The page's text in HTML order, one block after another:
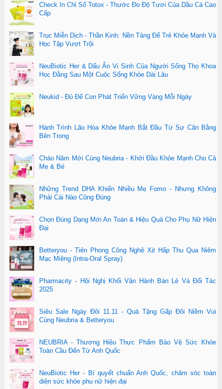
Check In Chỉ Số Totox - Thước Đo Độ Tươi Của Dầu Cá Cao
Cấp
Trục Miễn Dịch - Thần Kinh: Nền Tảng Để Trẻ Khỏe Mạnh Và
Học Tập Vượt Trội
NeuBiotic Her & Dấu Ấn Vi Sinh Của Người Sống Thọ Khoa
Học Đằng Sau Một Cuộc Sống Khỏe Dài Lâu
Neukid - Đủ Để Con Phát Triển Vững Vàng Mỗi Ngày
Hành Trình Lão Hóa Khỏe Mạnh Bắt Đầu Từ Sự Cân Bằng
Bên Trong
Chào Năm Mới Cùng Neubria - Khởi Đầu Khỏe Mạnh Cho Cả
Mẹ & Bé
Những Trend DHA Khiến Nhiều Mẹ Fomo - Nhưng Không
Phải Cái Nào Cũng Đúng
Chọn Đúng Dạng Mới An Toàn & Hiệu Quả Cho Phụ Nữ Hiện
Đại
Betteryou - Tiên Phong Công Nghệ Xịt Hấp Thu Qua Niêm
Mạc Miệng (Intra-Oral Spray)
Pharmacity - Hội Nghị Khối Vận Hành Bán Lẻ Và Đối Tác
2025
Siêu Sale Ngày Đôi 11.11 - Quà Tặng Gấp Đôi Niềm Vui
Cùng Neubria & Betteryou
NEUBRIA - Thương Hiệu Thực Phẩm Bảo Vệ Sức Khỏe
Toàn Cầu Đến Từ Anh Quốc
NeuBiotic Her - Bí quyết chuẩn Anh Quốc, chăm sóc toàn
diện sức khỏe phụ nữ hiện đại